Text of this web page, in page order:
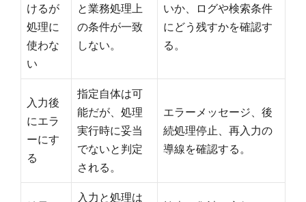
けるが
処理に
使わな
い
と業務処理上
の条件が一致
しない。
いか、ログや検索条件
にどう残すかを確認す
る。
入力後
にエラ
ーにす
る
指定自体は可
能だが、処理
実行時に妥当
でないと判定
される。
エラーメッセージ、後
続処理停止、再入力の
導線を確認する。
入力と処理は